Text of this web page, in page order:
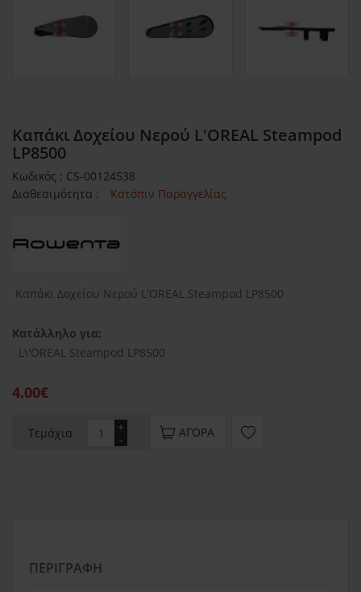
Καπάκι Δοχείου Νερού L'OREAL Steampod
LP8500
Κωδικός : CS-00124538
Διαθεσιμότητα :
Κατόπιν Παραγγελίας
Καπάκι Δοχείου Νερού L'OREAL Steampod LP8500
Κατάλληλο για:
L\'OREAL Steampod LP8500
4.00€
Τεμάχια -
+ ΑΓΟΡΆ
ΠΕΡΙΓΡΑΦΉ